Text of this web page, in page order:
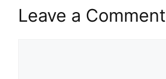
Leave a Comment